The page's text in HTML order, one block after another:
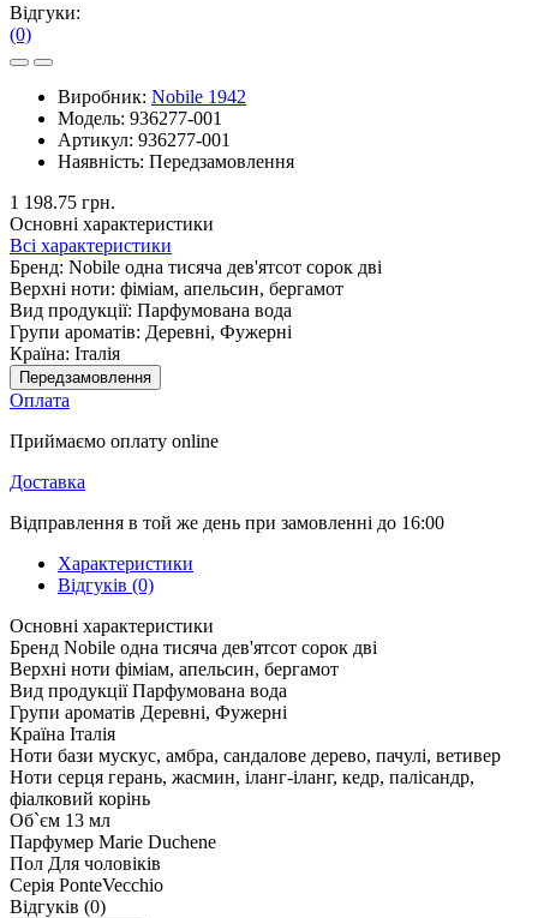
Відгуки:
(0)
Виробник: Nobile 1942
Модель: 936277-001
Артикул: 936277-001
Наявність: Передзамовлення
1 198.75 грн.
Основні характеристики
Всі характеристики
Бренд: Nobile одна тисяча дев'ятсот сорок дві
Верхні ноти: фіміам, апельсин, бергамот
Вид продукції: Парфумована вода
Групи ароматів: Деревні, Фужерні
Країна: Італія
Передзамовлення
Оплата
Приймаємо оплату online
Доставка
Відправлення в той же день при замовленні до 16:00
Характеристики
Відгуків (0)
Основні характеристики
Бренд Nobile одна тисяча дев'ятсот сорок дві
Верхні ноти фіміам, апельсин, бергамот
Вид продукції Парфумована вода
Групи ароматів Деревні, Фужерні
Країна Італія
Ноти бази мускус, амбра, сандалове дерево, пачулі, ветивер
Ноти серця герань, жасмин, іланг-іланг, кедр, палісандр,
фіалковий корінь
Об`єм 13 мл
Парфумер Marie Duchene
Пол Для чоловіків
Серія PonteVecchio
Відгуків (0)